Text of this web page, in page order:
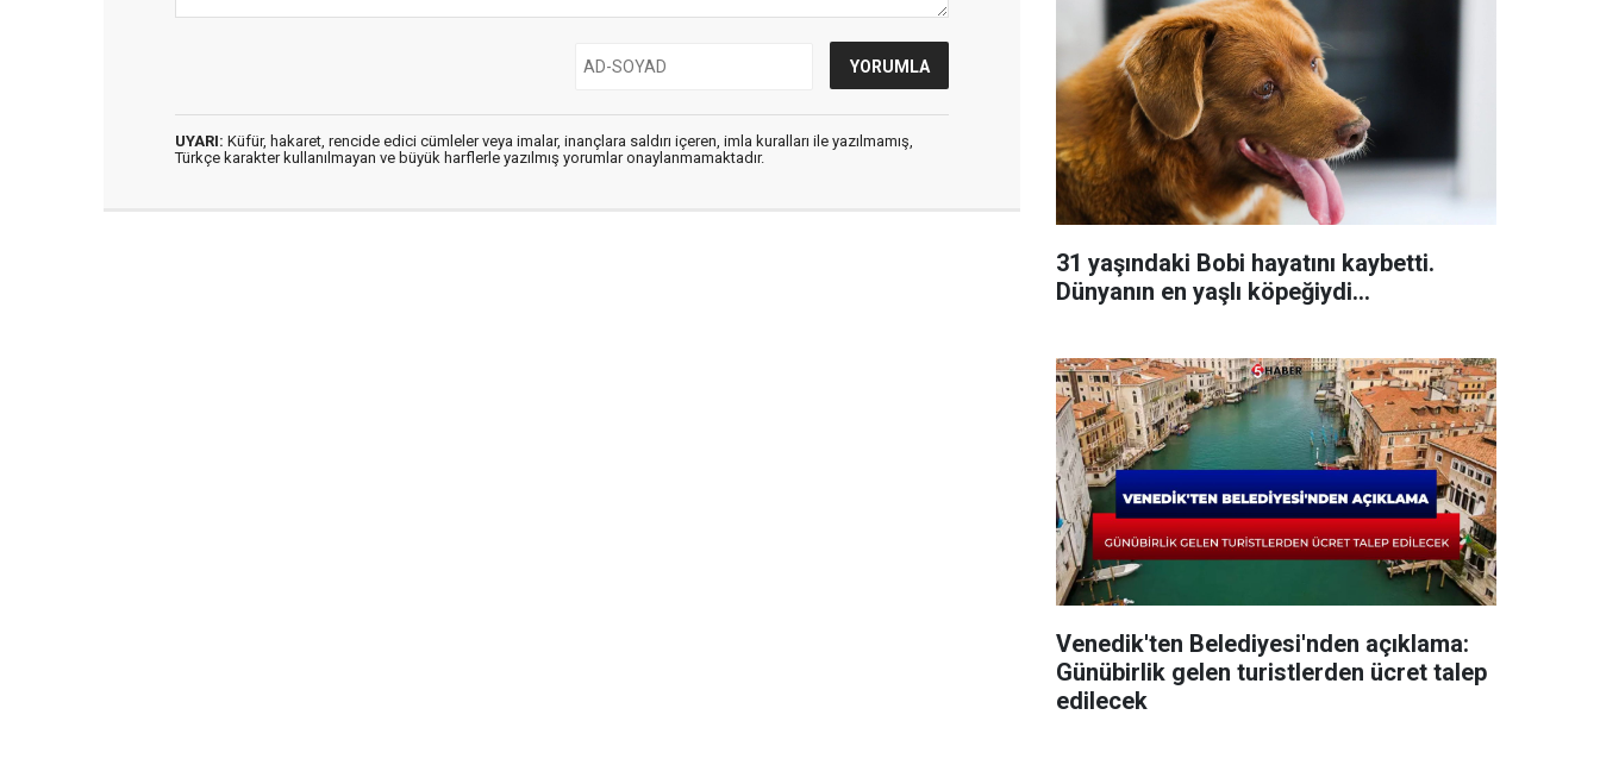
UYARI: Küfür, hakaret, rencide edici cümleler veya imalar, inançlara saldırı içeren, imla kuralları ile yazılmamış,
Türkçe karakter kullanılmayan ve büyük harflerle yazılmış yorumlar onaylanmamaktadır.
31 yaşındaki Bobi hayatını kaybetti.
Dünyanın en yaşlı köpeğiydi...
Venedik'ten Belediyesi'nden açıklama:
Günübirlik gelen turistlerden ücret talep
edilecek